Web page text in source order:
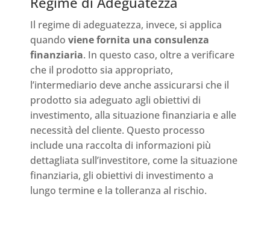
Il regime di adeguatezza, invece, si applica
quando viene fornita una consulenza
finanziaria. In questo caso, oltre a verificare
che il prodotto sia appropriato,
l’intermediario deve anche assicurarsi che il
prodotto sia adeguato agli obiettivi di
investimento, alla situazione finanziaria e alle
necessità del cliente. Questo processo
include una raccolta di informazioni più
dettagliata sull’investitore, come la situazione
finanziaria, gli obiettivi di investimento a
lungo termine e la tolleranza al rischio.